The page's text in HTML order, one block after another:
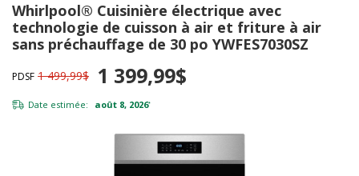
Whirlpool® Cuisinière électrique avec
technologie de cuisson à air et friture à air
sans préchauffage de 30 po YWFES7030SZ
PDSF 1 499,99$ 1 399,99$
Date estimée: août 8, 2026*